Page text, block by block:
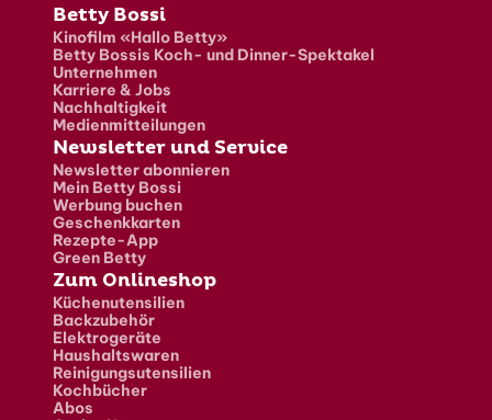
Fusszeile
Betty Bossi
Kinofilm «Hallo Betty»
Betty Bossis Koch- und Dinner-Spektakel
Unternehmen
Karriere & Jobs
Nachhaltigkeit
Medienmitteilungen
Newsletter und Service
Newsletter abonnieren
Mein Betty Bossi
Werbung buchen
Geschenkkarten
Rezepte-App
Green Betty
Zum Onlineshop
Küchenutensilien
Backzubehör
Elektrogeräte
Haushaltswaren
Reinigungsutensilien
Kochbücher
Abos